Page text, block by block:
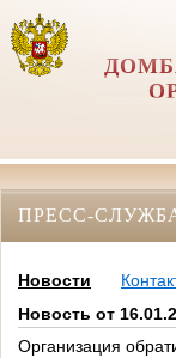
ПРЕСС-
Новости
Новость от
Организация